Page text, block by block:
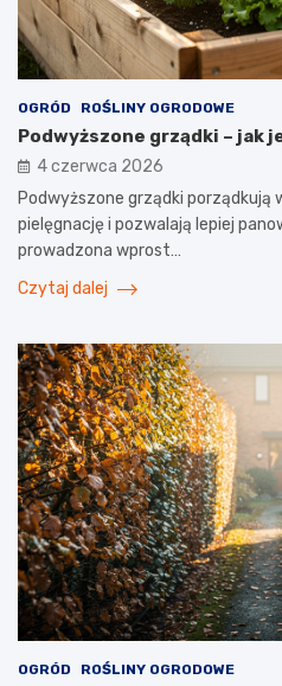
OGRÓD ROŚLINY OGRODOWE
Podwyższone grządki – jak
4 czerwca 2026
Podwyższone grządki porządkują
pielęgnację i pozwalają lepiej
prowadzona wprost…
Czytaj dalej
OGRÓD ROŚLINY OGRODOWE